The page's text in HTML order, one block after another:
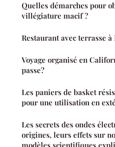
Quelles démarches pour
villégiature macif ?
Restaurant avec terrasse à
Voyage organisé en
passe?
Les paniers de basket
pour une utilisation en
Les secrets des ondes
origines, leurs effets sur